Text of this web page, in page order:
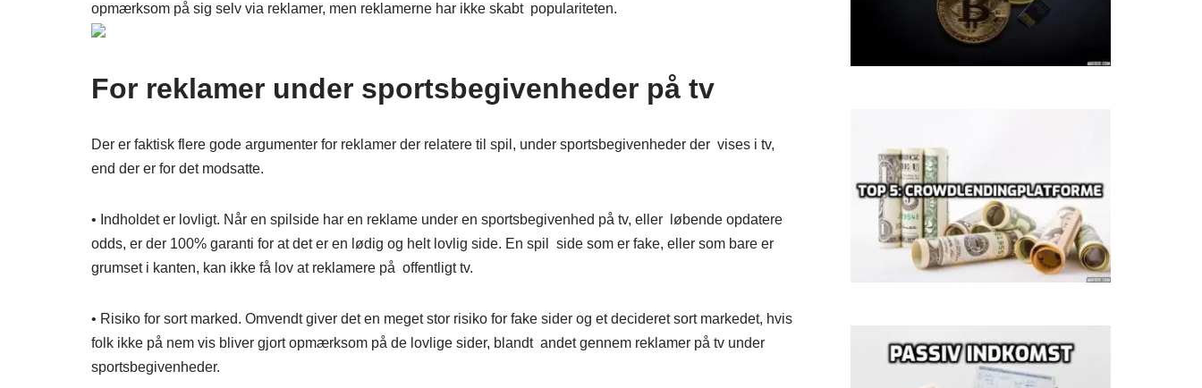
opmærksom på sig selv via reklamer, men reklamerne har ikke skabt populariteten.
For reklamer under sportsbegivenheder på tv
Der er faktisk flere gode argumenter for reklamer der relatere til spil, under sportsbegivenheder der vises i tv,
end der er for det modsatte.
• Indholdet er lovligt. Når en spilside har en reklame under en sportsbegivenhed på tv, eller løbende opdatere
odds, er der 100% garanti for at det er en lødig og helt lovlig side. En spil side som er fake, eller som bare er
grumset i kanten, kan ikke få lov at reklamere på offentligt tv.
• Risiko for sort marked. Omvendt giver det en meget stor risiko for fake sider og et decideret sort markedet, hvis
folk ikke på nem vis bliver gjort opmærksom på de lovlige sider, blandt andet gennem reklamer på tv under
sportsbegivenheder.